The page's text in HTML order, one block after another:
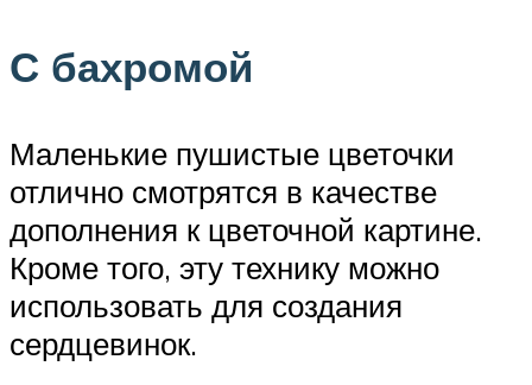
С бахромой
Маленькие пушистые цветочки
отлично смотрятся в качестве
дополнения к цветочной картине.
Кроме того, эту технику можно
использовать для создания
сердцевинок.